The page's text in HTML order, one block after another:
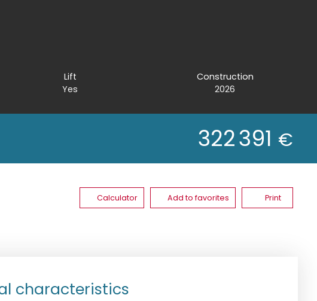
Lift
Yes
Construction
2026
322 391 €
Calculator Add to favorites Print
characteristics